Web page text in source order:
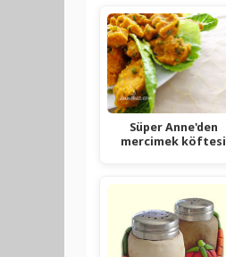
Süper Anne'den
mercimek köftesi